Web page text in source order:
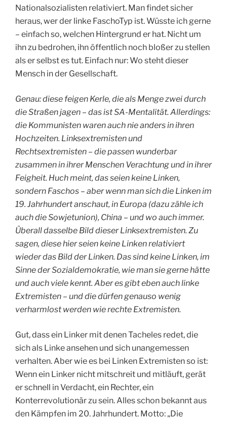
Nationalsozialisten relativiert. Man findet sicher
heraus, wer der linke FaschoTyp ist. Wüsste ich gerne
– einfach so, welchen Hintergrund er hat. Nicht um
ihn zu bedrohen, ihn öffentlich noch bloßer zu stellen
als er selbst es tut. Einfach nur: Wo steht dieser
Mensch in der Gesellschaft.
Genau: diese feigen Kerle, die als Menge zwei durch
die Straßen jagen – das ist SA-Mentalität. Allerdings:
die Kommunisten waren auch nie anders in ihren
Hochzeiten. Linksextremisten und
Rechtsextremisten – die passen wunderbar
zusammen in ihrer Menschen Verachtung und in ihrer
Feigheit. Huch meint, das seien keine Linken,
sondern Faschos – aber wenn man sich die Linken im
19. Jahrhundert anschaut, in Europa (dazu zähle ich
auch die Sowjetunion), China – und wo auch immer.
Überall dasselbe Bild dieser Linksextremisten. Zu
sagen, diese hier seien keine Linken relativiert
wieder das Bild der Linken. Das sind keine Linken, im
Sinne der Sozialdemokratie, wie man sie gerne hätte
und auch viele kennt. Aber es gibt eben auch linke
Extremisten – und die dürfen genauso wenig
verharmlost werden wie rechte Extremisten.
Gut, dass ein Linker mit denen Tacheles redet, die
sich als Linke ansehen und sich unangemessen
verhalten. Aber wie es bei Linken Extremisten so ist:
Wenn ein Linker nicht mitschreit und mitläuft, gerät
er schnell in Verdacht, ein Rechter, ein
Konterrevolutionär zu sein. Alles schon bekannt aus
den Kämpfen im 20. Jahrhundert. Motto: „Die